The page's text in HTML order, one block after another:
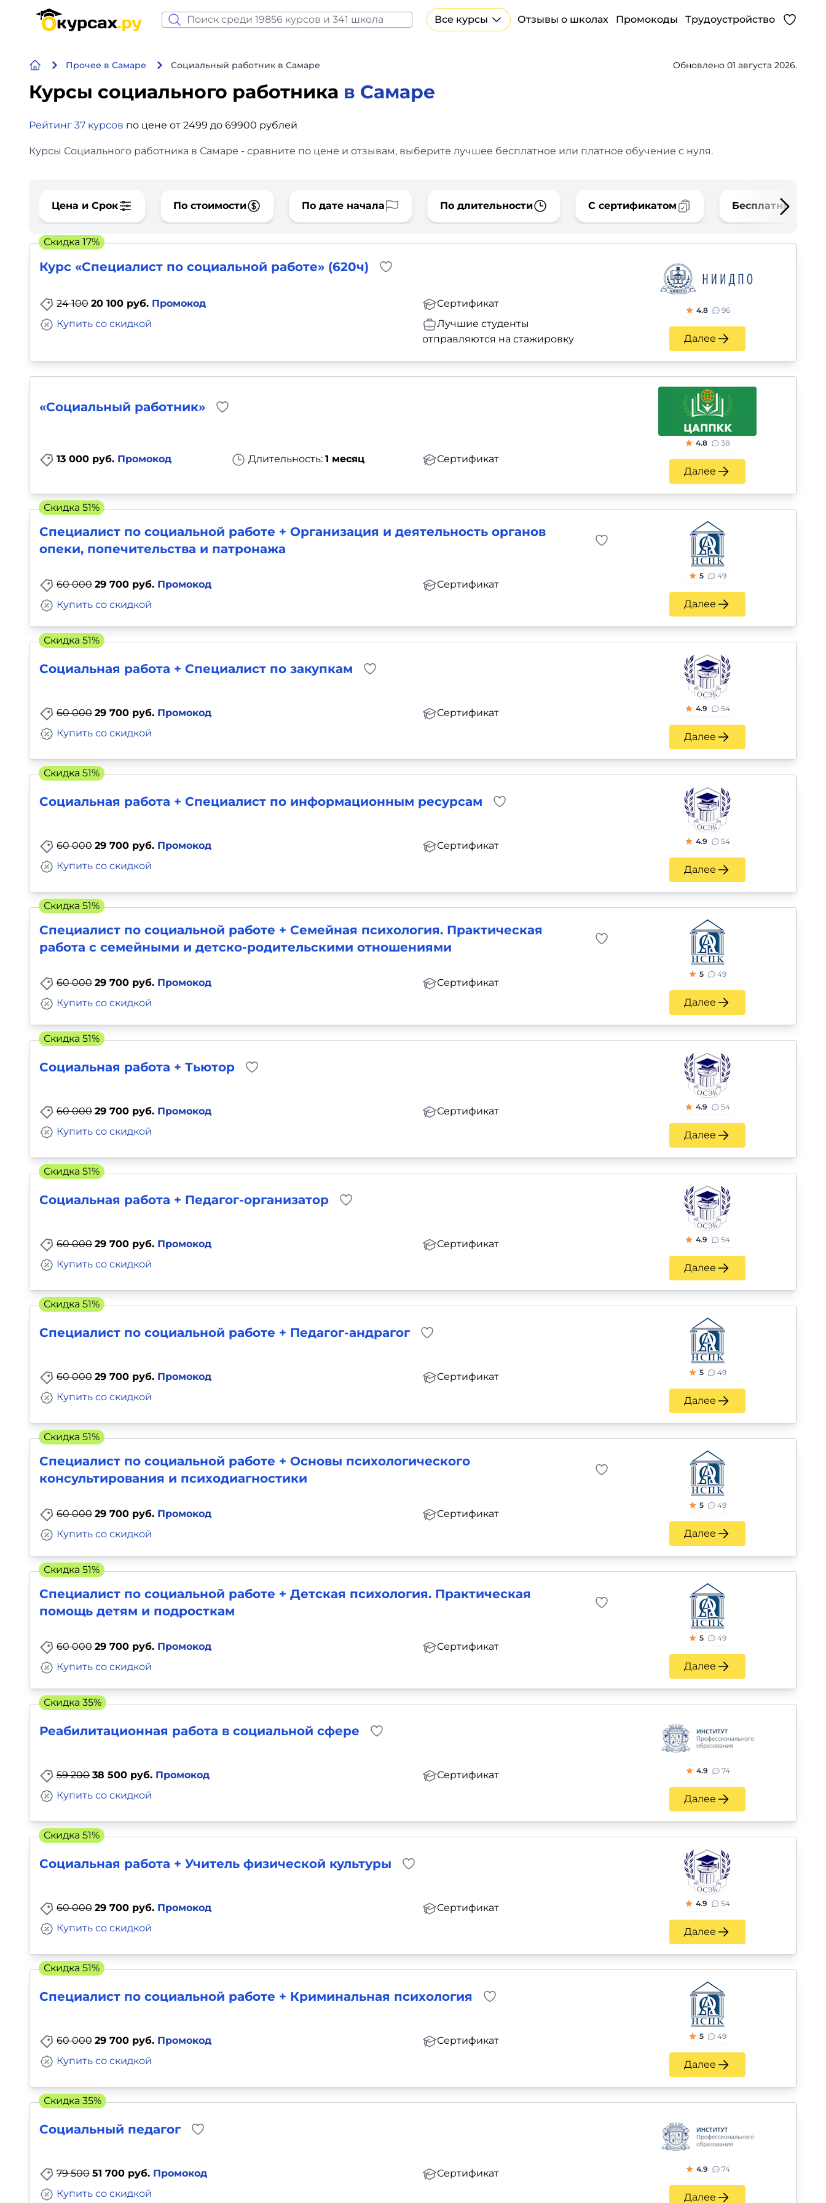
Все курсы Отзывы о школах Промокоды Трудоустройство
Прочее в Самаре Социальный работник в Самаре Обновлено 01 августа 2026.
Курсы социального работника в Самаре
Рейтинг 37 курсов по цене от 2499 до 69900 рублей
Курсы Социального работника в Самаре - сравните по цене и отзывам, выберите лучшее бесплатное или платное обучение с нуля.
Цена и Срок По стоимости По дате начала По длительности С сертификатом Бесплатные
Курс «Специалист по социальной работе» (620ч)
24 100 20 100 руб. Промокод
Сертификат
Купить со скидкой
Лучшие студенты
отправляются на стажировку
4.8 96
Далее
Скидка 17%
«Социальный работник»
13 000 руб. Промокод Длительность: 1 месяц Сертификат
4.8 38
Далее
Специалист по социальной работе + Организация и деятельность органов
опеки, попечительства и патронажа
60 000 29 700 руб. Промокод
Сертификат
Купить со скидкой
5 49
Далее
Скидка 51%
Социальная работа + Специалист по закупкам
60 000 29 700 руб. Промокод
Сертификат
Купить со скидкой
4.9 54
Далее
Скидка 51%
Социальная работа + Специалист по информационным ресурсам
60 000 29 700 руб. Промокод
Сертификат
Купить со скидкой
4.9 54
Далее
Скидка 51%
Специалист по социальной работе + Семейная психология. Практическая
работа с семейными и детско-родительскими отношениями
60 000 29 700 руб. Промокод
Сертификат
Купить со скидкой
5 49
Далее
Скидка 51%
Социальная работа + Тьютор
60 000 29 700 руб. Промокод
Сертификат
Купить со скидкой
4.9 54
Далее
Скидка 51%
Социальная работа + Педагог-организатор
60 000 29 700 руб. Промокод
Сертификат
Купить со скидкой
4.9 54
Далее
Скидка 51%
Специалист по социальной работе + Педагог-андрагог
60 000 29 700 руб. Промокод
Сертификат
Купить со скидкой
5 49
Далее
Скидка 51%
Специалист по социальной работе + Основы психологического
консультирования и психодиагностики
60 000 29 700 руб. Промокод
Сертификат
Купить со скидкой
5 49
Далее
Скидка 51%
Специалист по социальной работе + Детская психология. Практическая
помощь детям и подросткам
60 000 29 700 руб. Промокод
Сертификат
Купить со скидкой
5 49
Далее
Скидка 51%
Реабилитационная работа в социальной сфере
59 200 38 500 руб. Промокод
Сертификат
Купить со скидкой
4.9 74
Далее
Скидка 35%
Социальная работа + Учитель физической культуры
60 000 29 700 руб. Промокод
Сертификат
Купить со скидкой
4.9 54
Далее
Скидка 51%
Специалист по социальной работе + Криминальная психология
60 000 29 700 руб. Промокод
Сертификат
Купить со скидкой
5 49
Далее
Скидка 51%
Социальный педагог
79 500 51 700 руб. Промокод
Сертификат
Купить со скидкой
4.9 74
Далее
Скидка 35%
Программирование
Бизнес и финансы
Дизайн
Видео, фото, аудио
Маркетинг
Иностранный язык
Для детей
Красота, здоровье, фитнес
Психология и саморазвитие
Тесты на профориентацию
Курсы по нейросетям
Бесплатно